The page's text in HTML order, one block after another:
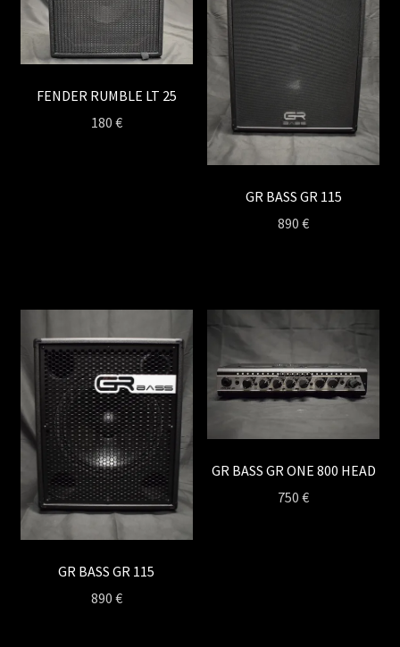
FENDER RUMBLE LT 25
180 €
GR BASS GR 115
890€
GR BASS GR 115
890 €
GR BASS GR ONE 800 HEAD
750€